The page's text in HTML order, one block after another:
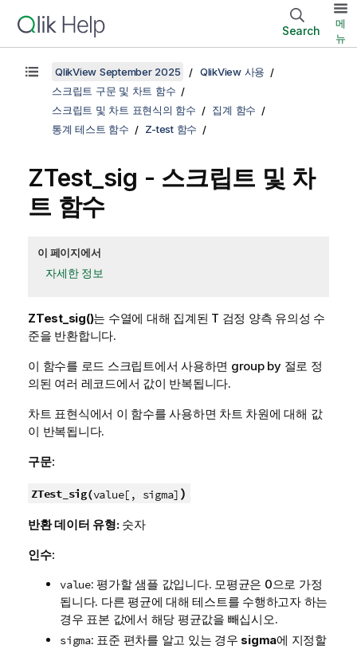
Search
메
뉴
QlikView September 2025
QlikView 사용
스크립트 구문 및 차트 함수
스크립트 및 차트 표현식의 함수
집계 함수
통계 테스트 함수
Z-test 함수
ZTest_sig - 스크립트 및 차
트 함수
이 페이지에서
자세한 정보
ZTest_sig()는 수열에 대해 집계된 T 검정 양측 유의성 수
준을 반환합니다.
이 함수를 로드 스크립트에서 사용하면 group by 절로 정
의된 여러 레코드에서 값이 반복됩니다.
차트 표현식에서 이 함수를 사용하면 차트 차원에 대해 값
이 반복됩니다.
구문:
ZTest_sig(value[, sigma] )
반환 데이터 유형: 숫자
인수:
value: 평가할 샘플 값입니다. 모평균은 0으로 가정
됩니다. 다른 평균에 대해 테스트를 수행하고자 하는
경우 표본 값에서 해당 평균값을 빼십시오.
sigma: 표준 편차를 알고 있는 경우 sigma에 지정할